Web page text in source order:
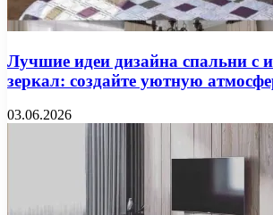
Лучшие идеи дизайна спальни с
зеркал: создайте уютную
03.06.2026